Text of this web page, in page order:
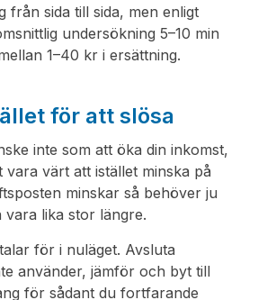
från sida till sida, men enligt
undersökning 5–10 min
1–40 kr i ersättning.
för att slösa
inte som att öka din inkomst,
vara värt att istället minska på
minskar så behöver ju
vara lika stor längre.
för i nuläget. Avsluta
använder, jämför och byt till
för sådant du fortfarande